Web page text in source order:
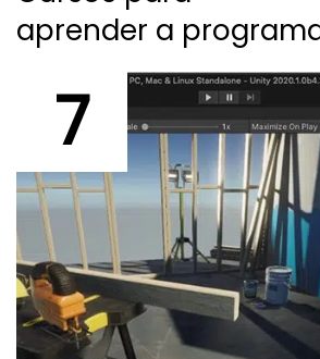
aprender a
7